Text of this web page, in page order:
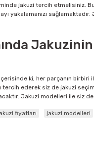
jakuzi tercih etmelisiniz.
yakalamanızı sağlamaktadır.
ki, her parçanın
tercih ederek siz de jakuzi
Jakuzi modelleri ile siz
fiyatları jakuzi modelleri